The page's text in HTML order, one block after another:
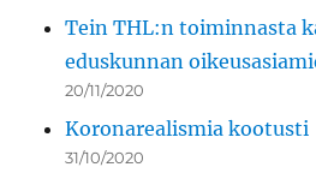
Tein THL:n toiminnasta
eduskunnan
20/11/2020
Koronarealismia kootusti
31/10/2020